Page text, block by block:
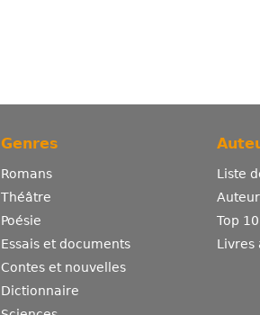
Genres
Romans
Théâtre
Poésie
Essais et documents
Contes et nouvelles
Dictionnaire
Liste
Top
Livres